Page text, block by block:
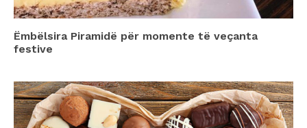
Ëmbëlsira Piramidë për momente të veçanta
festive